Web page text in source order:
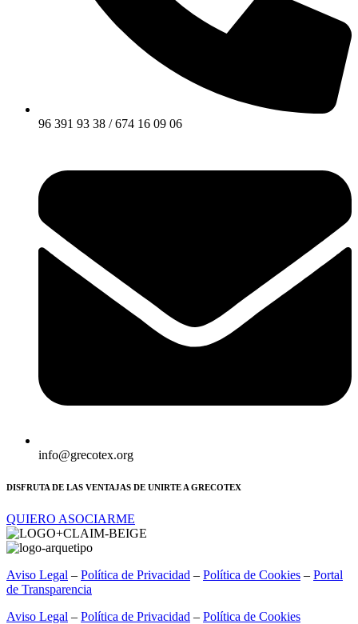
96 391 93 38 / 674 16 09 06
info@grecotex.org
DISFRUTA DE LAS VENTAJAS DE UNIRTE A GRECOTEX
QUIERO ASOCIARME
Aviso Legal – Política de Privacidad – Política de Cookies – Portal
de Transparencia
Aviso Legal – Política de Privacidad – Política de Cookies